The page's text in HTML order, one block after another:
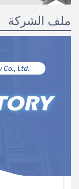
ملف الشركة